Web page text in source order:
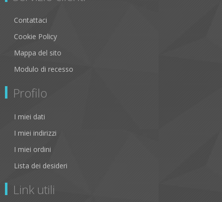
Contattaci
Cookie Policy
Mappa del sito
Modulo di recesso
Profilo
I miei dati
I miei indirizzi
I miei ordini
Lista dei desideri
Link utili